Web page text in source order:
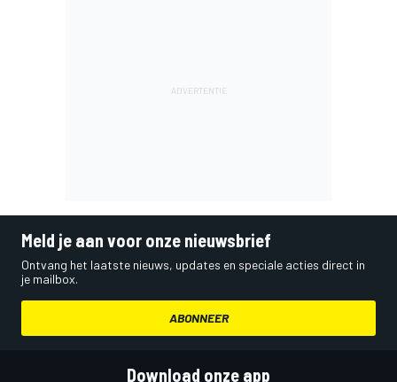
Meld je aan voor onze nieuwsbrief
Ontvang het laatste nieuws, updates en speciale acties direct in
je mailbox.
ABONNEER
Download onze app